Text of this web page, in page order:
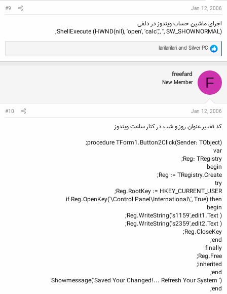
:
Jan 12, 2006
#9
اجرای ماشین حساب ویندوز در دلفی
ShellExecute (HWND(nil), 'open', 'calc','', '', SW_SHOWNORMAL);
R
e
a
c
t
i
o
n
:
Silver PC
larilarilari
F
freefard
New Member
Jan 12, 2006
#10
کد تغییر عنوان روز و شب در کنار ساعت ویندوز
procedure TForm1.Button2Click(Sender: TObject);
var
Reg: TRegistry;
begin
Reg := TRegistry.Create;
try
Reg.RootKey := HKEY_CURRENT_USER;
if Reg.OpenKey('\Control Panel\International\', True) then
begin
Reg.WriteString('s1159',edit1.Text );
Reg.WriteString('s2359',edit2.Text );
Reg.CloseKey;
end;
finally
Reg.Free;
inherited;
end;
Showmessage('Saved Your Changed!... Refresh Your System ')
end;